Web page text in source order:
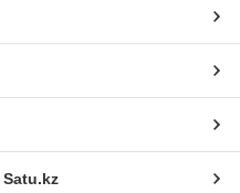
Satu.kz